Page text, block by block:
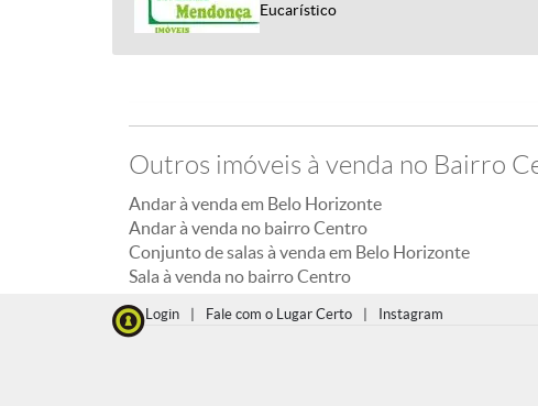
Eucarístico
Outros imóveis à venda no Bairro
Andar à venda em Belo Horizonte
Andar à venda no bairro Centro
Conjunto de salas à venda em Belo Horizonte
Sala à venda no bairro Centro
Login Fale com o Lugar Certo Instagram